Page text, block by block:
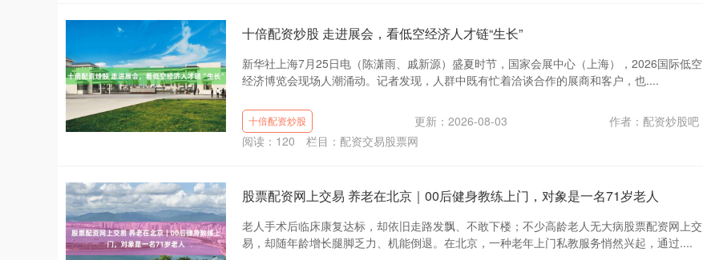
十倍配资炒股 走进展会，看低空经济人才链“生长”
新华社上海7月25日电（陈潇雨、戚新源）盛夏时节，国家会展中心（上海），2026国际低空
经济博览会现场人潮涌动。记者发现，人群中既有忙着洽谈合作的展商和客户，也....
十倍配资炒股 更新：2026-08-03
作者：配资炒股吧
阅读： 120 栏目： 配资交易股票网
股票配资网上交易 养老在北京｜00后健身教练上门，对象是一名71岁老人
老人手术后临床康复达标，却依旧走路发飘、不敢下楼；不少高龄老人无大病股票配资网上交
易，却随年龄增长腿脚乏力、机能倒退。在北京，一种老年上门私教服务悄然兴起，通过....